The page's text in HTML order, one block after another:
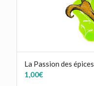
La Passion des épices
1,00€